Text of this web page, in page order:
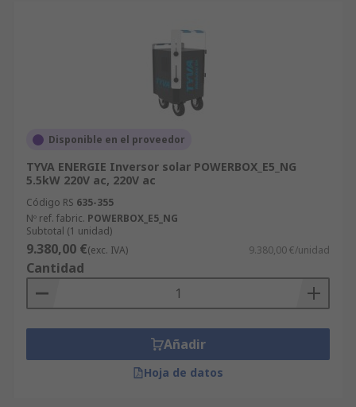
Disponible en el proveedor
TYVA ENERGIE Inversor solar POWERBOX_E5_NG
5.5kW 220V ac, 220V ac
Código RS 635-355
Nº ref. fabric. POWERBOX_E5_NG
Subtotal (1 unidad)
9.380,00 €(exc. IVA) 9.380,00 €/unidad
Cantidad
Añadir
Hoja de datos